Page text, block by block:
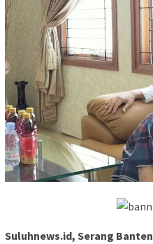
Suluhnews.id, Serang Banten